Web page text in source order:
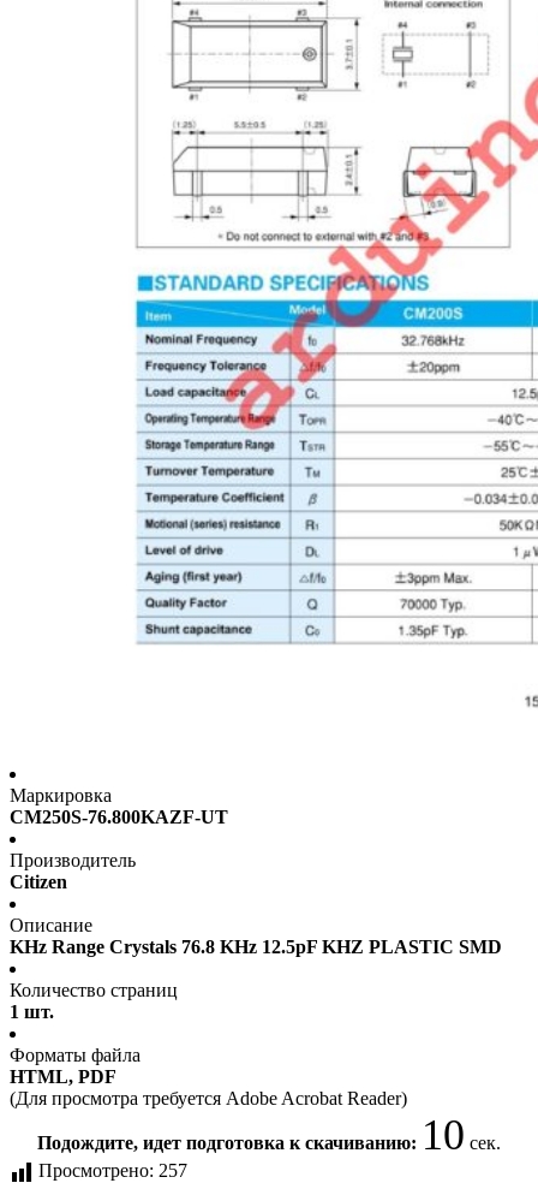
Маркировка
CM250S-76.800KAZF-UT
Производитель
Citizen
Описание
KHz Range Crystals 76.8 KHz 12.5pF KHZ PLASTIC SMD
Количество страниц
1 шт.
Форматы файла
HTML, PDF
(Для просмотра требуется Adobe Acrobat Reader)
Подождите, идет подготовка к скачиванию: 10 сек.
Просмотрено: 257